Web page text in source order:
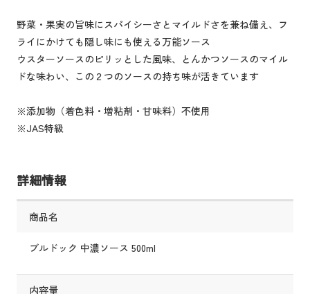
野菜・果実の旨味にスパイシーさとマイルドさを兼ね備え、フ
ライにかけても隠し味にも使える万能ソース
ウスターソースのピリッとした風味、とんかつソースのマイル
ドな味わい、この２つのソースの持ち味が活きています
※添加物（着色料・増粘剤・甘味料）不使用
※JAS特級
詳細情報
商品名
ブルドック 中濃ソース 500ml
内容量